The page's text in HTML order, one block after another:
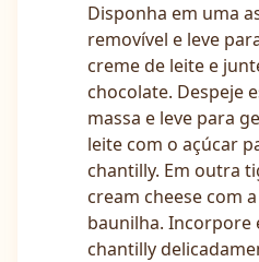
Disponha em uma
removível e leve
creme de leite e
chocolate. Despeje
massa e leve para
leite com o açúcar
chantilly. Em outra
cream cheese com
baunilha. Incorpore
chantilly